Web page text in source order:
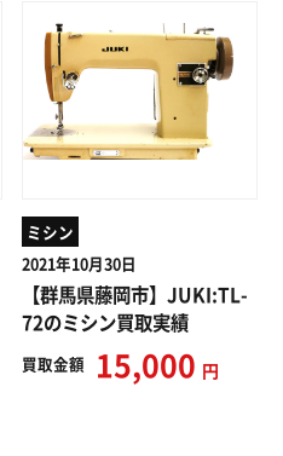
ミシン
2021年10月30日
【群馬県藤岡市】JUKI:TL-
72のミシン買取実績
買取金額 15,000 円